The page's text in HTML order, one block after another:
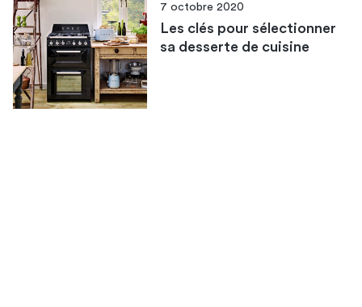
7 octobre 2020
Les clés pour sélectionner
sa desserte de cuisine